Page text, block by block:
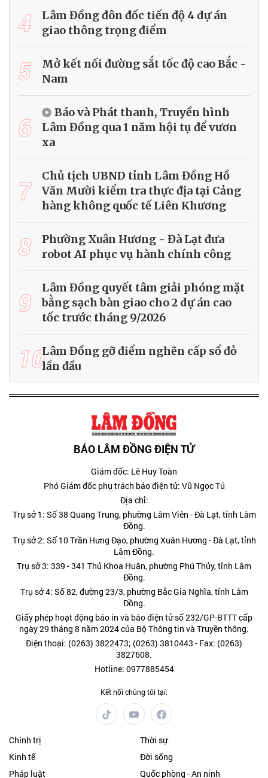
4
Lâm Đồng đôn đốc tiến độ 4 dự án
giao thông trọng điểm
5
Mở kết nối đường sắt tốc độ cao Bắc -
Nam
6
Báo và Phát thanh, Truyền hình
Lâm Đồng qua 1 năm hội tụ để vươn
xa
7
Chủ tịch UBND tỉnh Lâm Đồng Hồ
Văn Mười kiểm tra thực địa tại Cảng
hàng không quốc tế Liên Khương
8
Phường Xuân Hương - Đà Lạt đưa
robot AI phục vụ hành chính công
9
Lâm Đồng quyết tâm giải phóng mặt
bằng sạch bàn giao cho 2 dự án cao
tốc trước tháng 9/2026
10Lâm Đồng gỡ điểm nghẽn cấp sổ đỏ
lần đầu
BÁO LÂM ĐỒNG ĐIỆN TỬ
Giám đốc: Lê Huy Toàn
Phó Giám đốc phụ trách báo điện tử: Vũ Ngọc Tú
Địa chỉ:
Trụ sở 1: Số 38 Quang Trung, phường Lâm Viên - Đà Lạt, tỉnh Lâm
Đồng.
Trụ sở 2: Số 10 Trần Hưng Đạo, phường Xuân Hương - Đà Lạt, tỉnh
Lâm Đồng.
Trụ sở 3: 339 - 341 Thủ Khoa Huân, phường Phú Thủy, tỉnh Lâm
Đồng.
Trụ sở 4: Số 82, đường 23/3, phường Bắc Gia Nghĩa, tỉnh Lâm
Đồng.
Giấy phép hoạt động báo in và báo điện tử số 232/GP-BTTT cấp
ngày 29 tháng 8 năm 2024 của Bộ Thông tin và Truyền thông.
Điện thoại: (0263) 3822473; (0263) 3810443 - Fax: (0263)
3827608.
Hotline: 0977885454
Kết nối chúng tôi tại:
Chính trị
Thời sự
Kinh tế
Đời sống
Pháp luật
Quốc phòng - An ninh